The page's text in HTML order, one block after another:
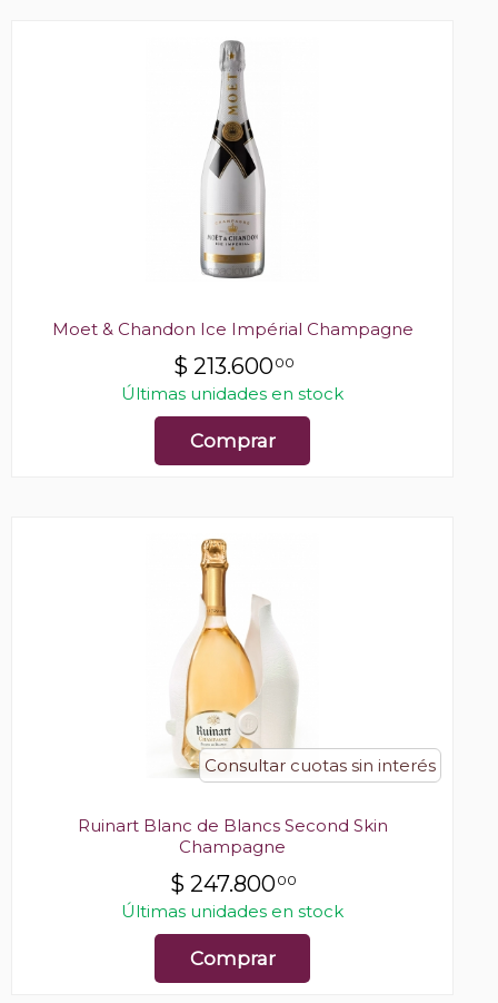
Moet & Chandon Ice Impérial Champagne
$ 213.60000
Últimas unidades en stock
Comprar
Consultar cuotas sin interés
Ruinart Blanc de Blancs Second Skin
Champagne
$ 247.80000
Últimas unidades en stock
Comprar